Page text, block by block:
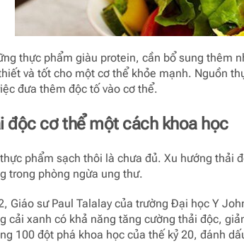
thực phẩm giàu protein, cần bổ sung thêm
và tốt cho một cơ thể khỏe mạnh. Nguồn
đưa thêm độc tố vào cơ thể.
độc cơ thể một cách khoa học
phẩm sạch thôi là chưa đủ. Xu hướng thải
trong phòng ngừa ung thư.
Giáo sư Paul Talalay của trường Đại học Y
cải xanh có khả năng tăng cường thải độc,
100 đột phá khoa học của thế kỷ 20, đánh